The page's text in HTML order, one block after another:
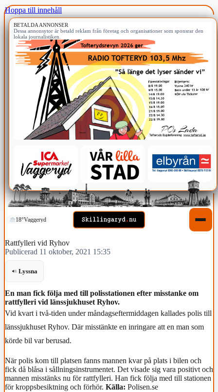
Hoppa till innehåll
BETALDA ANNONSER
Dessa annonsytor är betald reklam från företag och organisationer som sponsrar den
lokala journalistiken.
18°Vaggeryd
Rattfylleri vid Ryhov
Publicerad 11 oktober, 2021 15:35
Lyssna
En man fick följa med till polisstationen efter misstanke om
rattfylleri vid länssjukhuset Ryhov.
Vid kvart i två-tiden under måndagseftermiddagen kallades polis till
länssjukhuset Ryhov. Där misstänkte en inringare att en man som
körde bil var berusad.
När polis kom till platsen fanns mannen kvar på plats i bilen och
fick då blåsa i sållningsinstrumentet. Det visade sig vara positivt och
mannen misstänks nu för rattfylleri. Han fick följa med till stationen
för kroppsbesiktning och förhör. Källa: Polisen.se